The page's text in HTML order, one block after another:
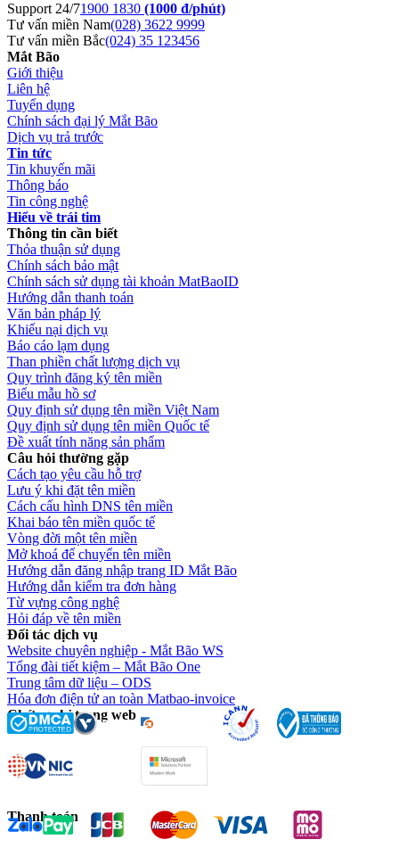
Support 24/71900 1830 (1000 đ/phút)
Tư vấn miền Nam(028) 3622 9999
Tư vấn miền Bắc(024) 35 123456
Mắt Bão
Giới thiệu
Liên hệ
Tuyển dụng
Chính sách đại lý Mắt Bão
Dịch vụ trả trước
Tin tức
Tin khuyến mãi
Thông báo
Tin công nghệ
Hiểu về trái tim
Thông tin cần biết
Thỏa thuận sử dụng
Chính sách bảo mật
Chính sách sử dụng tài khoản MatBaoID
Hướng dẫn thanh toán
Văn bản pháp lý
Khiếu nại dịch vụ
Báo cáo lạm dụng
Than phiền chất lượng dịch vụ
Quy trình đăng ký tên miền
Biểu mẫu hồ sơ
Quy định sử dụng tên miền Việt Nam
Quy định sử dụng tên miền Quốc tế
Đề xuất tính năng sản phẩm
Câu hỏi thường gặp
Cách tạo yêu cầu hỗ trợ
Lưu ý khi đặt tên miền
Cách cấu hình DNS tên miền
Khai báo tên miền quốc tế
Vòng đời một tên miền
Mở khoá để chuyển tên miền
Hướng dẫn đăng nhập trang ID Mắt Bão
Hướng dẫn kiểm tra đơn hàng
Từ vựng công nghệ
Hỏi đáp về tên miền
Đối tác dịch vụ
Website chuyên nghiệp - Mắt Bão WS
Tổng đài tiết kiệm – Mắt Bão One
Trung tâm dữ liệu – ODS
Hóa đơn điện tử an toàn Matbao-invoice
Chứng chỉ trang web
Thanh toán